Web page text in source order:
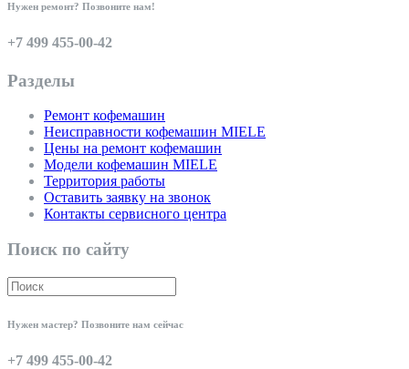
Нужен ремонт? Позвоните нам!
+7 499 455-00-42
Разделы
Ремонт кофемашин
Неисправности кофемашин MIELE
Цены на ремонт кофемашин
Модели кофемашин MIELE
Территория работы
Оставить заявку на звонок
Контакты сервисного центра
Поиск по сайту
Нужен мастер? Позвоните нам сейчас
+7 499 455-00-42